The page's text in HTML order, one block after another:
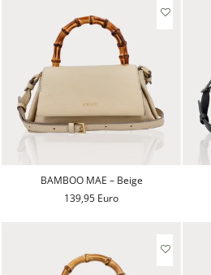
BAMBOO MAE – Beige
139,95 Euro